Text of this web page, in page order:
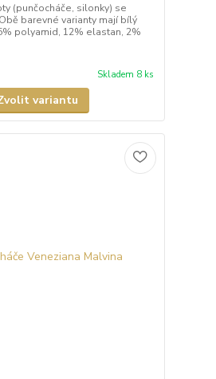
(punčocháče, silonky) se
barevné varianty mají bílý
polyamid, 12% elastan, 2%
Skladem 8 ks
variantu